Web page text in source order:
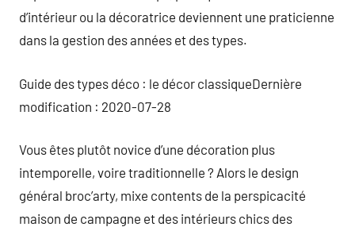
d’intérieur ou la décoratrice deviennent une praticienne
dans la gestion des années et des types.
Guide des types déco : le décor classiqueDernière
modification : 2020-07-28
Vous êtes plutôt novice d’une décoration plus
intemporelle, voire traditionnelle ? Alors le design
général broc’arty, mixe contents de la perspicacité
maison de campagne et des intérieurs chics des